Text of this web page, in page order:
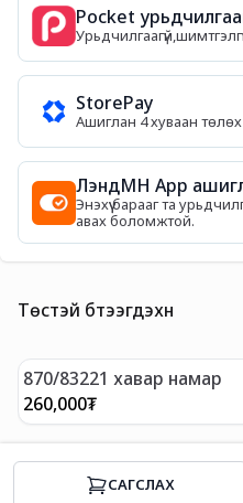
CАГСЛАХ
Pocket
StorePay
Ашиглан 4 хуваан
ЛэндМН App
Энэхүү барааг та
авах боломжтой.
Төстэй бүтээгдэхүүн
870/83221 хавар намар
260,000₮